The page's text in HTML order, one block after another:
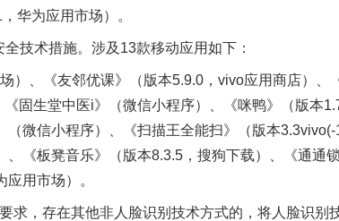
华为应用市场）。
术措施。涉及13款移动应用如下：
、《友邻优课》（版本5.9.0，vivo应用商店）、
固生堂中医i》（微信小程序）、《咪鸭》（版本
（微信小程序）、《扫描王全能扫》（版本3.3vivo(-
、《板凳音乐》（版本8.3.5，搜狗下载）、《通通
用市场）。
，存在其他非人脸识别技术方式的，将人脸识别
法徽映军营 权益有保障